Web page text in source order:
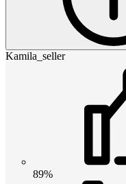
Kamila_seller
89%